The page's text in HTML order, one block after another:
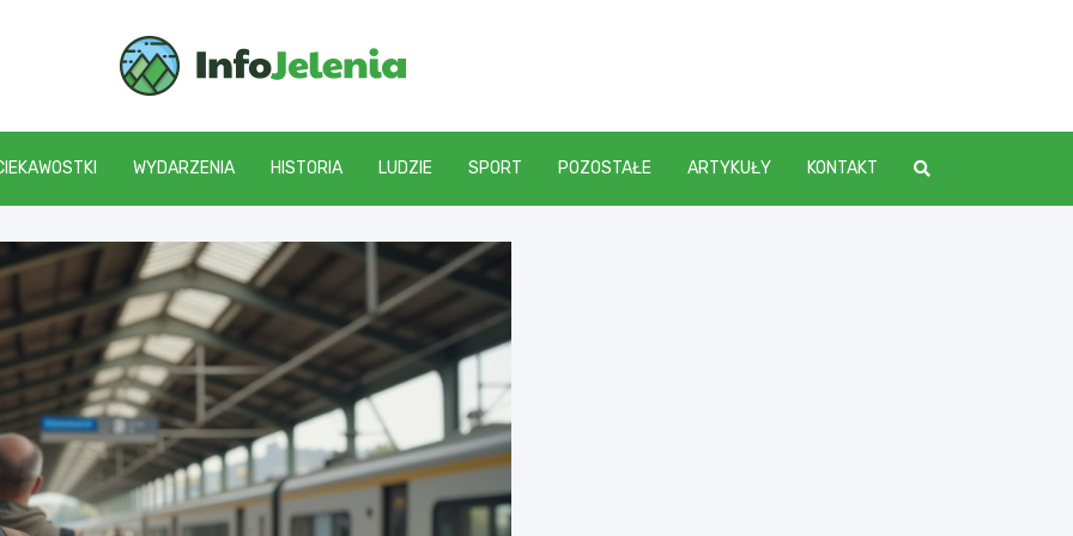
WYDARZENIA HISTORIA LUDZIE SPORT POZOSTAŁE ARTYKUŁY KONTAKT